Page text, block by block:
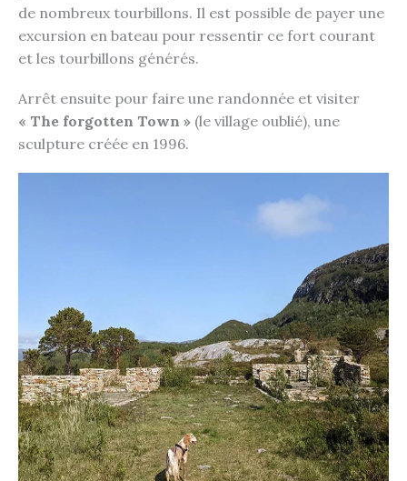
de nombreux tourbillons. Il est possible de payer une
excursion en bateau pour ressentir ce fort courant
et les tourbillons générés.
Arrêt ensuite pour faire une randonnée et visiter
« The forgotten Town » (le village oublié), une
sculpture créée en 1996.